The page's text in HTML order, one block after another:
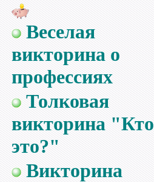
Веселая
викторина о
профессиях
Толковая
викторина "Кто
это?"
Викторина